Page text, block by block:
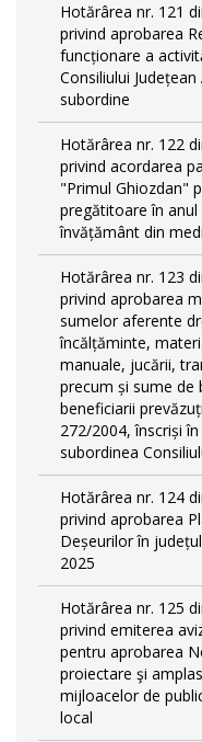
Hotărârea nr. 121
privind aprobarea
funcționare a
Consiliului
subordine
Hotărârea nr. 122
privind acordarea
"Primul Ghiozdan"
pregătitoare în
învățământ din
Hotărârea nr. 123
privind aprobarea
sumelor aferente
încălțăminte,
manuale, jucării,
precum și sume de
beneficiarii
272/2004, înscriși
subordinea
Hotărârea nr. 124
privind aprobarea
Deșeurilor în
2025
Hotărârea nr. 125
privind emiterea
pentru aprobarea
proiectare şi
mijloacelor de
local